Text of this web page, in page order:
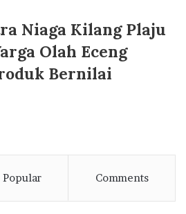
Niaga Kilang Plaju
Olah Eceng
Bernilai
Popular Comments